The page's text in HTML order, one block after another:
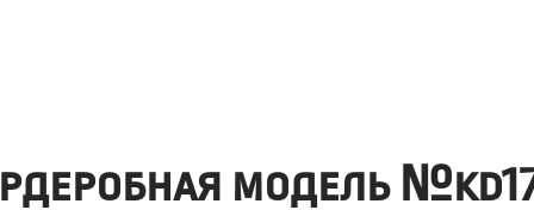
модель